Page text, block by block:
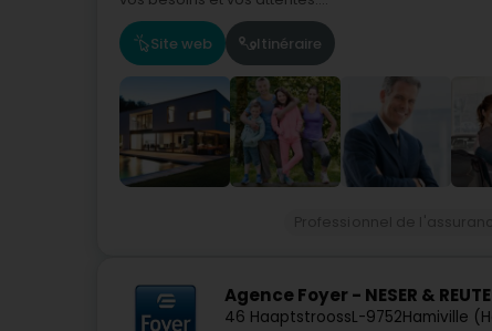
Site web Itinéraire
Agence Foyer - NESER &
46 HaaptstroossL-9752Hamiville